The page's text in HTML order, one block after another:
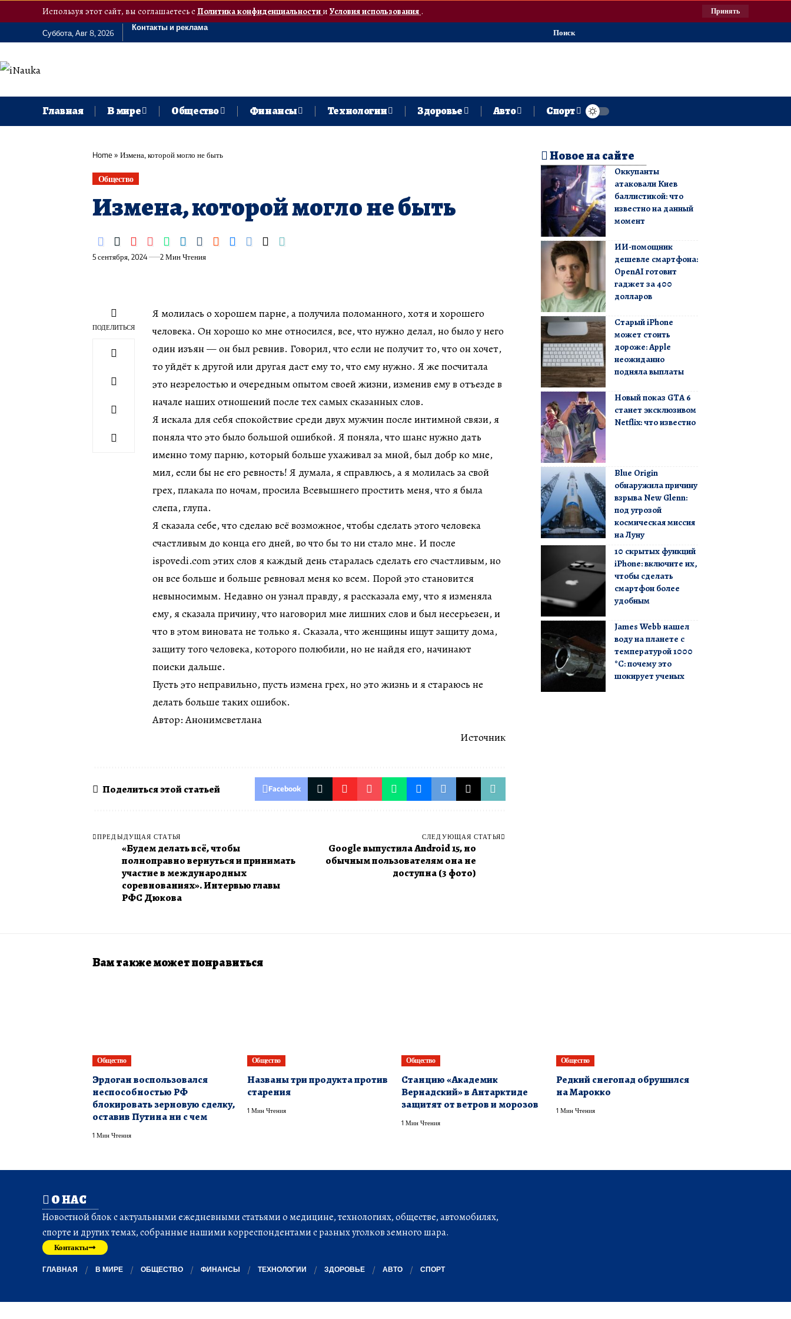
Используя этот сайт, вы соглашаетесь сПолитика конфиденциальностии Условия использования. Принять
Суббота, Авг 8, 2026
Контакты и реклама
Поиск
Главная В мире Общество Финансы Технологии Здоровье Авто Спорт
Home» Измена, которой могло не быть
Общество
Измена, которой могло не быть
5 сентября, 2024 2 Мин Чтения
ПОДЕЛИТЬСЯ
Я молилась о хорошем парне, а получила поломанного, хотя и хорошего
человека. Он хорошо ко мне относился, все, что нужно делал, но было у него
один изъян — он был ревнив. Говорил, что если не получит то, что он хочет,
то уйдёт к другой или другая даст ему то, что ему нужно. Я же посчитала
это незрелостью и очередным опытом своей жизни, изменив ему в отъезде в
начале наших отношений после тех самых сказанных слов.
Я искала для себя спокойствие среди двух мужчин после интимной связи, я
поняла что это было большой ошибкой. Я поняла, что шанс нужно дать
именно тому парню, который больше ухаживал за мной, был добр ко мне,
мил, если бы не его ревность! Я думала, я справлюсь, а я молилась за свой
грех, плакала по ночам, просила Всевышнего простить меня, что я была
слепа, глупа.
Я сказала себе, что сделаю всё возможное, чтобы сделать этого человека
счастливым до конца его дней, во что бы то ни стало мне. И после
ispovedi.com этих слов я каждый день старалась сделать его счастливым, но
он все больше и больше ревновал меня ко всем. Порой это становится
невыносимым. Недавно он узнал правду, я рассказала ему, что я изменяла
ему, я сказала причину, что наговорил мне лишних слов и был несерьезен, и
что в этом виновата не только я. Сказала, что женщины ищут защиту дома,
защиту того человека, которого полюбили, но не найдя его, начинают
поиски дальше.
Пусть это неправильно, пусть измена грех, но это жизнь и я стараюсь не
делать больше таких ошибок.
Автор: Анонимсветлана
Источник
Поделиться этой статьей Facebook
ПРЕДЫДУЩАЯ СТАТЬЯ
«Будем делать всё, чтобы
полноправно вернуться и принимать
участие в международных
соревнованиях». Интервью главы
РФС Дюкова
СЛЕДУЮЩАЯ СТАТЬЯ
Google выпустила Android 15, но
обычным пользователям она не
доступна (3 фото)
Новое на сайте
Оккупанты
атаковали Киев
баллистикой: что
известно на данный
момент
ИИ-помощник
дешевле смартфона:
OpenAI готовит
гаджет за 400
долларов
Старый iPhone
может стоить
дороже: Apple
неожиданно
подняла выплаты
Новый показ GTA 6
станет эксклюзивом
Netflix: что известно
Blue Origin
обнаружила причину
взрыва New Glenn:
под угрозой
космическая миссия
на Луну
10 скрытых функций
iPhone: включите их,
чтобы сделать
смартфон более
удобным
James Webb нашел
воду на планете с
температурой 1000
°C: почему это
шокирует ученых
Вам также может понравиться
Общество
Эрдоган воспользовался
неспособностью РФ
блокировать зерновую сделку,
оставив Путина ни с чем
1 Мин Чтения
Общество
Названы три продукта против
старения
1 Мин Чтения
Общество
Станцию «Академик
Вернадский» в Антарктиде
защитят от ветров и морозов
1 Мин Чтения
Общество
Редкий снегопад обрушился
на Марокко
1 Мин Чтения
О НАС
Новостной блок с актуальными ежедневными статьями о медицине, технологиях, обществе, автомобилях,
спорте и других темах, собранные нашими корреспондентами с разных уголков земного шара.
Контакты
ГЛАВНАЯ В МИРЕ ОБЩЕСТВО ФИНАНСЫ ТЕХНОЛОГИИ ЗДОРОВЬЕ АВТО СПОРТ